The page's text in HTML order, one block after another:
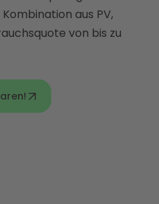
aus PV,
von bis zu